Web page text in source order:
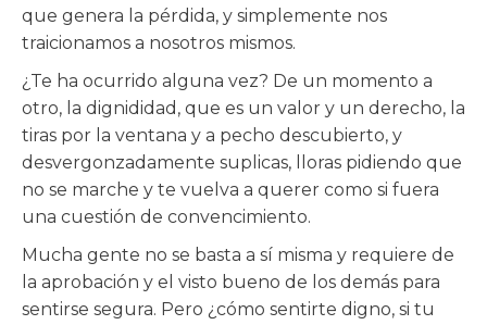
que genera la pérdida, y simplemente nos
traicionamos a nosotros mismos.
¿Te ha ocurrido alguna vez? De un momento a
otro, la dignididad, que es un valor y un derecho, la
tiras por la ventana y a pecho descubierto, y
desvergonzadamente suplicas, lloras pidiendo que
no se marche y te vuelva a querer como si fuera
una cuestión de convencimiento.
Mucha gente no se basta a sí misma y requiere de
la aprobación y el visto bueno de los demás para
sentirse segura. Pero ¿cómo sentirte digno, si tu